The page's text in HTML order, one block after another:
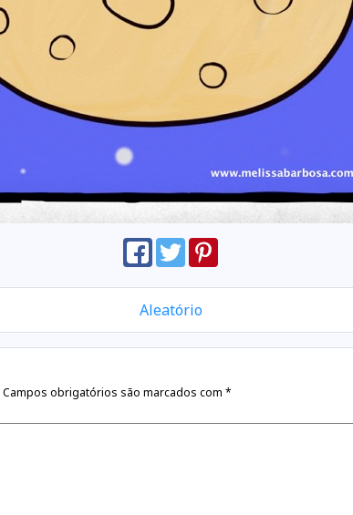
Aleatório
Campos obrigatórios são marcados com *